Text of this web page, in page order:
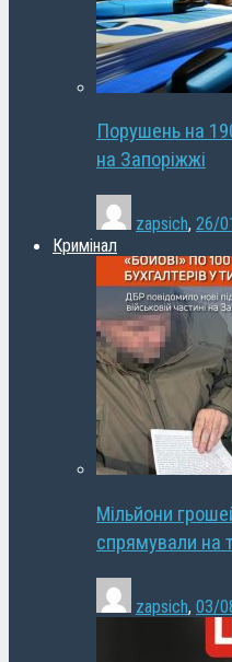
Порушень на
на Запоріжжі
zapsich, 26/
Кримінал
Мільйони
спрямували на
zapsich, 03/